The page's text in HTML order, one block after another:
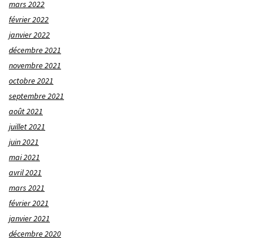
mars 2022
février 2022
janvier 2022
décembre 2021
novembre 2021
octobre 2021
septembre 2021
août 2021
juillet 2021
juin 2021
mai 2021
avril 2021
mars 2021
février 2021
janvier 2021
décembre 2020